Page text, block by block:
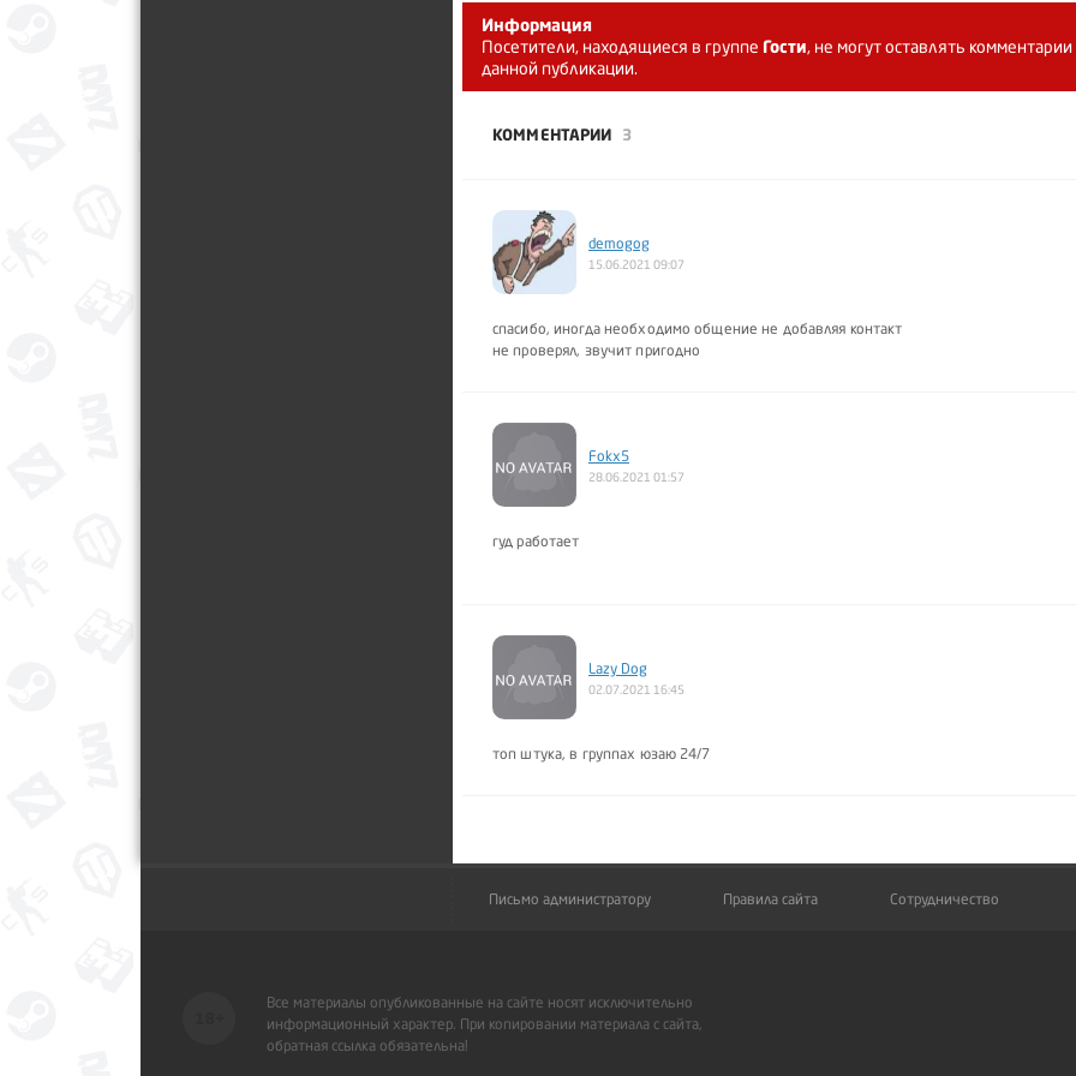
Информация
Посетители, находящиеся в группе Гости, не могут оставлять комментарии
данной публикации.
КОММЕНТАРИИ 3
demogog
15.06.2021 09:07
спасибо, иногда необходимо общение не добавляя контакт
не проверял, звучит пригодно
Fokx5
28.06.2021 01:57
гуд работает
Lazy Dog
02.07.2021 16:45
топ штука, в группах юзаю 24/7
Письмо администратору Правила сайта Сотрудничество
Все материалы опубликованные на сайте носят исключительно
информационный характер. При копировании материала с сайта,
обратная ссылка обязательна!